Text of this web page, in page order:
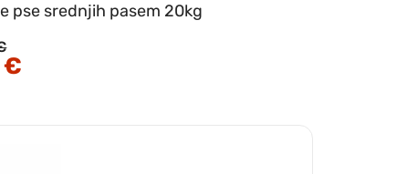
pse srednjih pasem 20kg
€Trenutna
cena